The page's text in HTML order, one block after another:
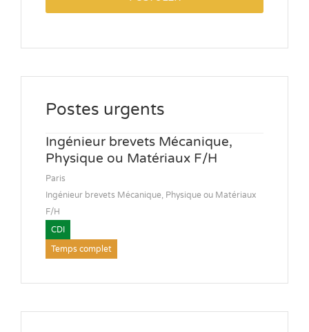
Postes urgents
Ingénieur brevets Mécanique,
Physique ou Matériaux F/H
Paris
Ingénieur brevets Mécanique, Physique ou Matériaux
F/H
CDI
Temps complet